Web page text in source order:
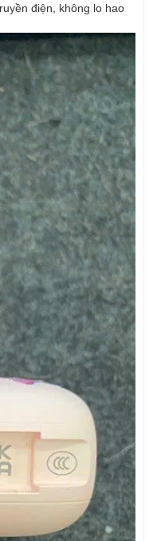
điện, không lo hao